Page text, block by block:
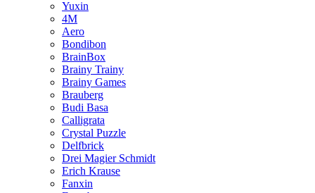
Yuxin
4M
Aero
Bondibon
BrainBox
Brainy Trainy
Brainy Games
Brauberg
Budi Basa
Calligrata
Crystal Puzzle
Delfbrick
Drei Magier Schmidt
Erich Krause
Fanxin